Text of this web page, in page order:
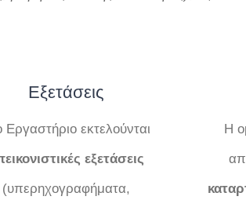
Εξετάσεις
Εργαστήριο εκτελούνται
εξετάσεις
(υπερηχογραφήματα,
Η